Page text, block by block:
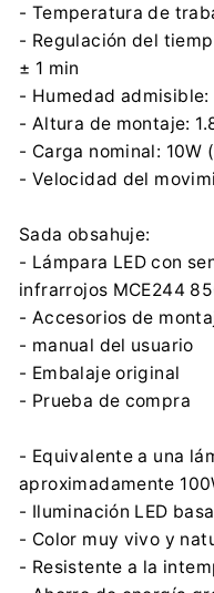
- Temperatura de
- Regulación del
± 1 min
- Humedad admisible:
- Altura de montaje:
- Carga nominal: 10W
- Velocidad del
Sada obsahuje:
- Lámpara LED con
infrarrojos MCE244
- Accesorios de
- manual del usuario
- Embalaje original
- Prueba de compra
- Equivalente a una
aproximadamente
- Iluminación LED
- Color muy vivo y
- Resistente a la